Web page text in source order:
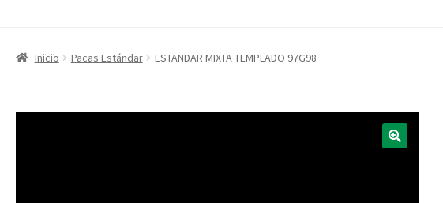
Inicio Pacas Estándar ESTANDAR MIXTA TEMPLADO 97G98